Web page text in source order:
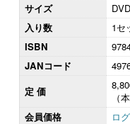
サイズ
入り数
1セ
ISBN
JANコード
定 価
（
会員価格
ロ